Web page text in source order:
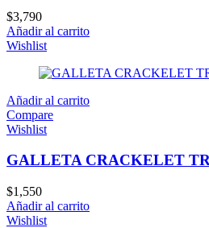
$3,790
Añadir al carrito
Wishlist
Añadir al carrito
Compare
Wishlist
GALLETA CRACKELET
$1,550
Añadir al carrito
Wishlist